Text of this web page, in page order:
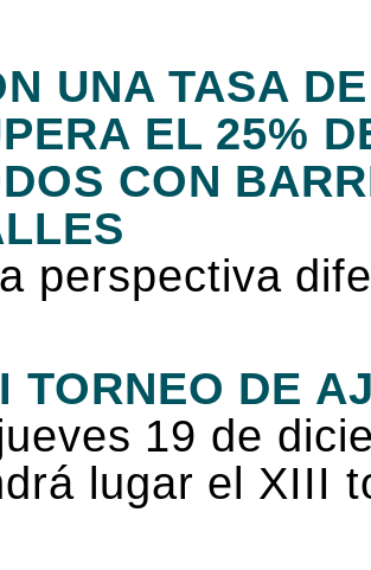
UNA TASA
EL 25%
CON
perspectiva
TORNEO DE
19 de
lugar el XIII